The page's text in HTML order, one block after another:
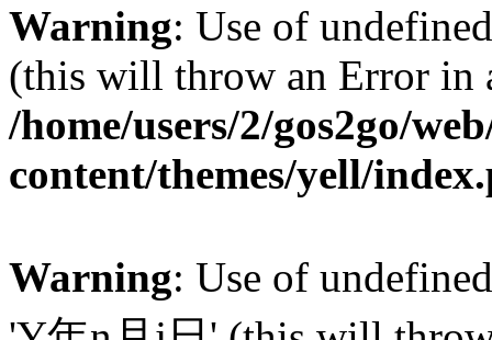
Warning: Use of
(this will throw an Error in
/home/users/2/gos2go/
content/themes/yell/
Warning: Use of